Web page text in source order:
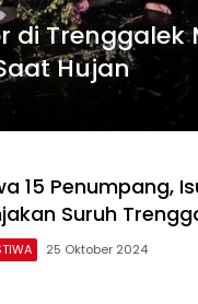
di
Hujan
15 Penumpang,
Suruh
25 Oktober 2024